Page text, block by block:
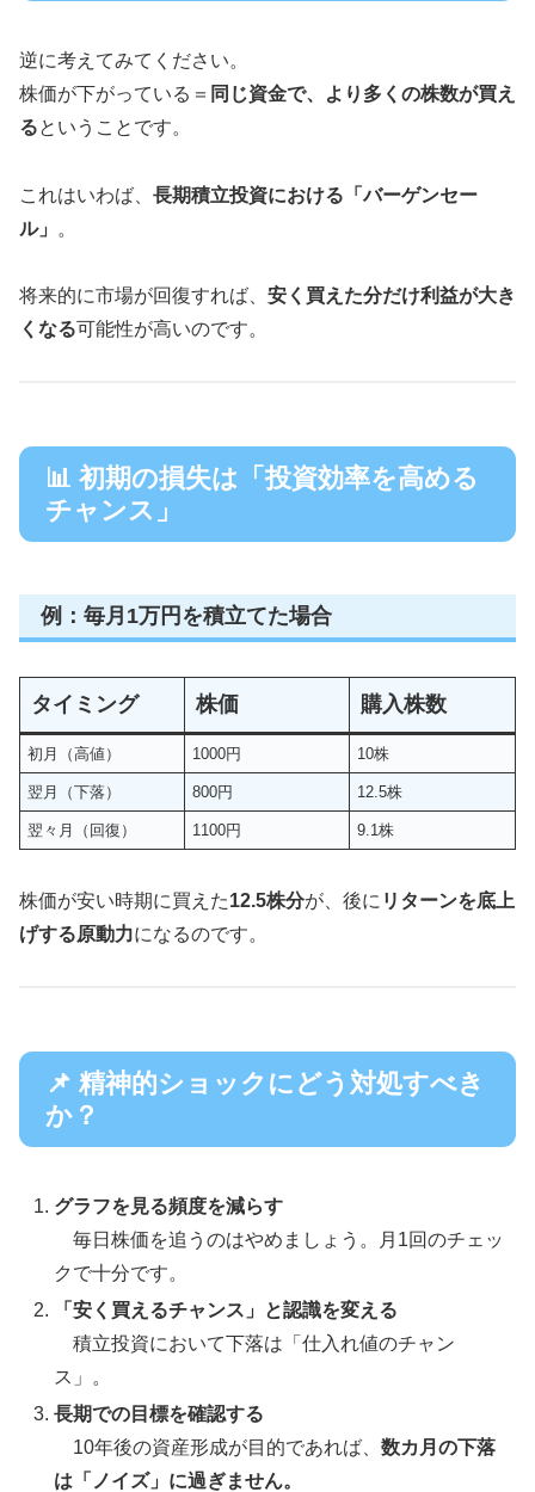
逆に考えてみてください。
株価が下がっている＝ 同じ資金で、より多くの株数が買え
るということです。
これはいわば、 長期積立投資における「バーゲンセー
ル」
。
将来的に市場が回復すれば、 安く買えた分だけ利益が大き
くなる可能性が高いのです。
📊 初期の損失は「投資効率を高める
チャンス」
例：毎月1万円を積立てた場合
タイミング 株価 購入株数
初月（高値） 1000円 10株
翌月（下落） 800円 12.5株
翌々月（回復） 1100円 9.1株
株価が安い時期に買えた12.5株分が、後に リターンを底上
げする原動力になるのです。
📌 精神的ショックにどう対処すべき
か？
グラフを見る頻度を減らす
毎日株価を追うのはやめましょう。月1回のチェッ
クで十分です。
「安く買えるチャンス」と認識を変える
積立投資において下落は「仕入れ値のチャン
ス」。
長期での目標を確認する
10年後の資産形成が目的であれば、数カ月の下落
は「ノイズ」に過ぎません。